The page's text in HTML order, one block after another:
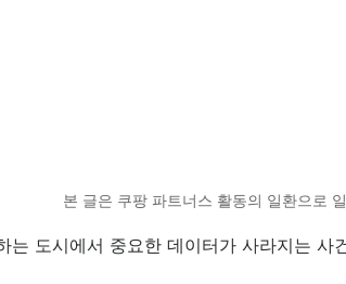
본 글은 쿠팡 파트너스 활동의 일환으로
는 도시에서 중요한 데이터가 사라지는